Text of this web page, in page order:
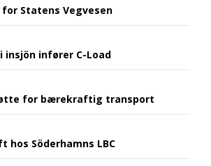
Statens Vegvesen
insjön infører C-Load
for bærekraftig transport
hos Söderhamns LBC